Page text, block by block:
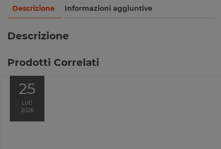
Descrizione Informazioni aggiuntive
Descrizione
Prodotti Correlati
25
LUG
2026